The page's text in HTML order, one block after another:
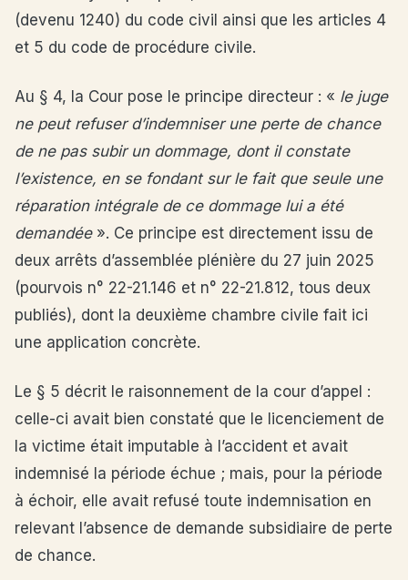
(devenu 1240) du code civil ainsi que les articles 4
et 5 du code de procédure civile.
Au § 4, la Cour pose le principe directeur : « le juge
ne peut refuser d’indemniser une perte de chance
de ne pas subir un dommage, dont il constate
l’existence, en se fondant sur le fait que seule une
réparation intégrale de ce dommage lui a été
demandée». Ce principe est directement issu de
deux arrêts d’assemblée plénière du 27 juin 2025
(pourvois n° 22-21.146 et n° 22-21.812, tous deux
publiés), dont la deuxième chambre civile fait ici
une application concrète.
Le § 5 décrit le raisonnement de la cour d’appel :
celle-ci avait bien constaté que le licenciement de
la victime était imputable à l’accident et avait
indemnisé la période échue ; mais, pour la période
à échoir, elle avait refusé toute indemnisation en
relevant l’absence de demande subsidiaire de perte
de chance.